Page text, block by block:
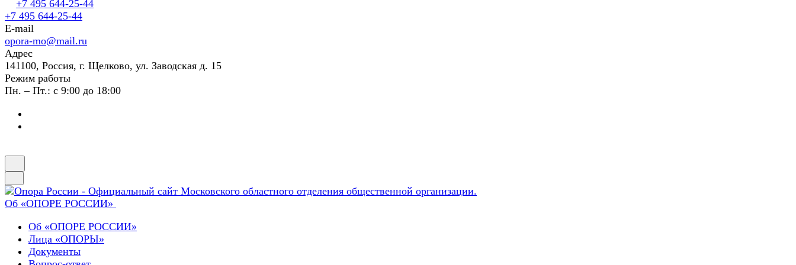
+7 495 644-25-44
+7 495 644-25-44
E-mail
opora-mo@mail.ru
Адрес
141100, Россия, г. Щелково, ул. Заводская д. 15
Режим работы
Пн. – Пт.: с 9:00 до 18:00
Об «ОПОРЕ РОССИИ»
Об «ОПОРЕ РОССИИ»
Лица «ОПОРЫ»
Документы